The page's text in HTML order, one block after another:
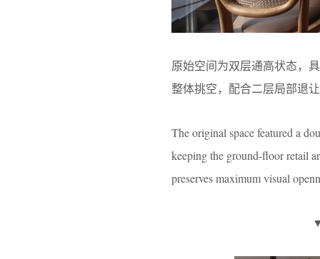
原始空间为双层通高状态，
整体挑空，配合二层局部退
The original space featured a
keeping the ground-floor retail
preserves maximum visual